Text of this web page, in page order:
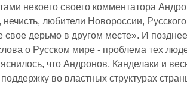
некоего своего комментатора
любители Новороссии,
дерьмо в другом месте». И
о Русском мире - проблема тех
что Андронов, Канделаки и
во властных структурах